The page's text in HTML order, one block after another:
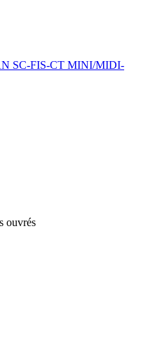
SC-FIS-CT MINI/MIDI-
ouvrés